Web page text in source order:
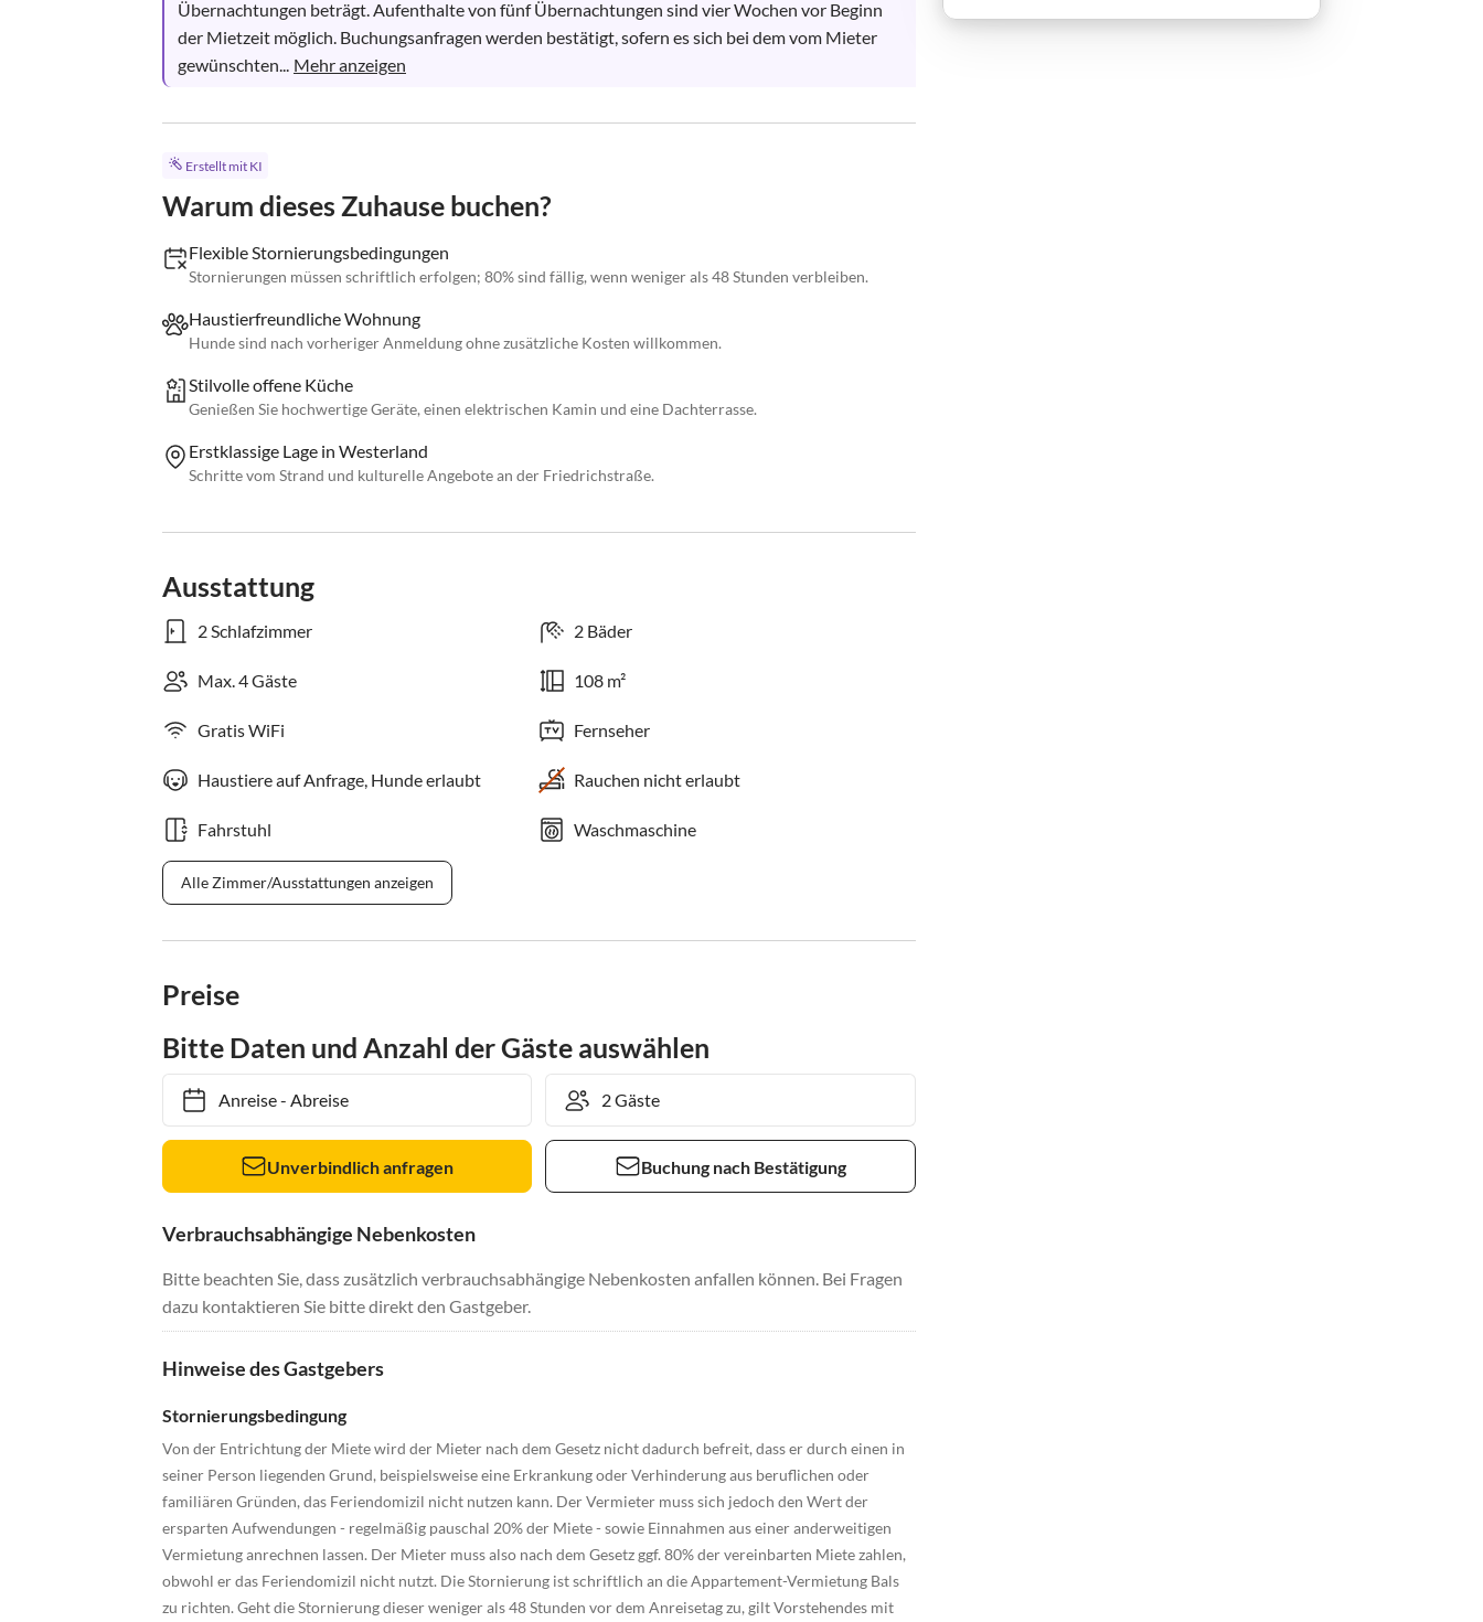
Übernachtungen beträgt. Aufenthalte von fünf Übernachtungen sind vier Wochen vor Beginn
der Mietzeit möglich. Buchungsanfragen werden bestätigt, sofern es sich bei dem vom Mieter
gewünschten... Mehr anzeigen
Erstellt mit KI
Warum dieses Zuhause buchen?
Flexible Stornierungsbedingungen
Stornierungen müssen schriftlich erfolgen; 80% sind fällig, wenn weniger als 48 Stunden verbleiben.
Haustierfreundliche Wohnung
Hunde sind nach vorheriger Anmeldung ohne zusätzliche Kosten willkommen.
Stilvolle offene Küche
Genießen Sie hochwertige Geräte, einen elektrischen Kamin und eine Dachterrasse.
Erstklassige Lage in Westerland
Schritte vom Strand und kulturelle Angebote an der Friedrichstraße.
Ausstattung
2 Schlafzimmer 2 Bäder
Max. 4 Gäste 108 m²
Gratis WiFi Fernseher
Haustiere auf Anfrage, Hunde erlaubt Rauchen nicht erlaubt
Fahrstuhl Waschmaschine
Alle Zimmer/Ausstattungen anzeigen
Preise
Bitte Daten und Anzahl der Gäste auswählen
Anreise- Abreise
Unverbindlich anfragen Buchung nach Bestätigung
Verbrauchsabhängige Nebenkosten
Bitte beachten Sie, dass zusätzlich verbrauchsabhängige Nebenkosten anfallen können. Bei Fragen
dazu kontaktieren Sie bitte direkt den Gastgeber.
Hinweise des Gastgebers
Stornierungsbedingung
Von der Entrichtung der Miete wird der Mieter nach dem Gesetz nicht dadurch befreit, dass er durch einen in
seiner Person liegenden Grund, beispielsweise eine Erkrankung oder Verhinderung aus beruflichen oder
familiären Gründen, das Feriendomizil nicht nutzen kann. Der Vermieter muss sich jedoch den Wert der
ersparten Aufwendungen - regelmäßig pauschal 20% der Miete - sowie Einnahmen aus einer anderweitigen
Vermietung anrechnen lassen. Der Mieter muss also nach dem Gesetz ggf. 80% der vereinbarten Miete zahlen,
obwohl er das Feriendomizil nicht nutzt. Die Stornierung ist schriftlich an die Appartement-Vermietung Bals
zu richten. Geht die Stornierung dieser weniger als 48 Stunden vor dem Anreisetag zu, gilt Vorstehendes mit